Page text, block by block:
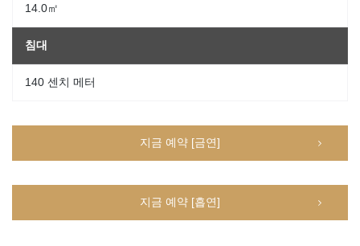
14.0㎡
침대
140 센치 메터
지금 예약 [금연]
지금 예약 [흡연]